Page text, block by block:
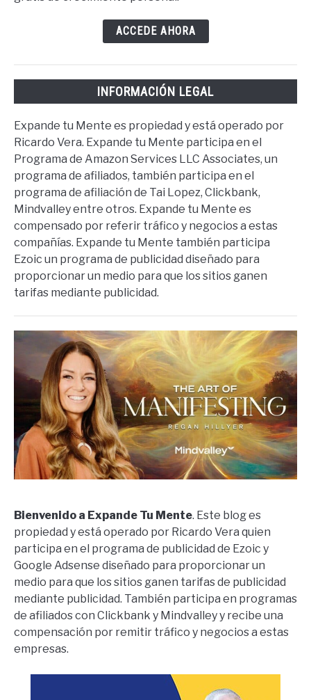
ACCEDE AHORA
INFORMACIÓN LEGAL
Expande tu Mente es propiedad y está operado por
Ricardo Vera. Expande tu Mente participa en el
Programa de Amazon Services LLC Associates, un
programa de afiliados, también participa en el
programa de afiliación de Tai Lopez, Clickbank,
Mindvalley entre otros. Expande tu Mente es
compensado por referir tráfico y negocios a estas
compañías. Expande tu Mente también participa
Ezoic un programa de publicidad diseñado para
proporcionar un medio para que los sitios ganen
tarifas mediante publicidad.
Bienvenido a Expande Tu Mente. Este blog es
propiedad y está operado por Ricardo Vera quien
participa en el programa de publicidad de Ezoic y
Google Adsense diseñado para proporcionar un
medio para que los sitios ganen tarifas de publicidad
mediante publicidad. También participa en programas
de afiliados con Clickbank y Mindvalley y recibe una
compensación por remitir tráfico y negocios a estas
empresas.